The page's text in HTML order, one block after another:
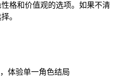
格和价值观的选项。如果不清
。
体验单一角色结局